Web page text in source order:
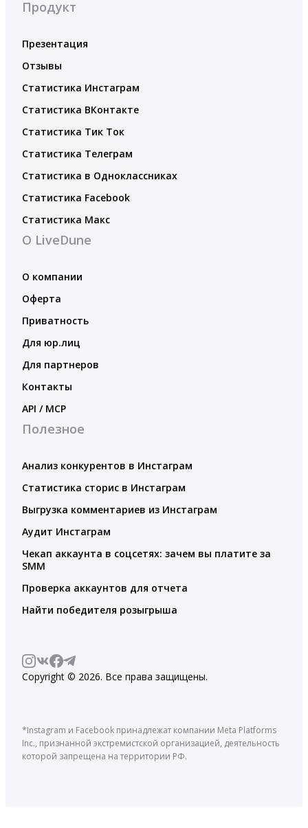
Продукт
Презентация
Отзывы
Статистика Инстаграм
Статистика ВКонтакте
Статистика Тик Ток
Статистика Телеграм
Статистика в Одноклассниках
Статистика Facebook
Статистика Макс
О LiveDune
О компании
Оферта
Приватность
Для юр.лиц
Для партнеров
Контакты
API / MCP
Полезное
Анализ конкурентов в Инстаграм
Статистика сторис в Инстаграм
Выгрузка комментариев из Инстаграм
Аудит Инстаграм
Чекап аккаунта в соцсетях: зачем вы платите за
SMM
Проверка аккаунтов для отчета
Найти победителя розыгрыша
Copyright © 2026. Все права защищены.
*Instagram и Facebook принадлежат компании Meta Platforms
Inc., признанной экстремистской организацией, деятельность
которой запрещена на территории РФ.